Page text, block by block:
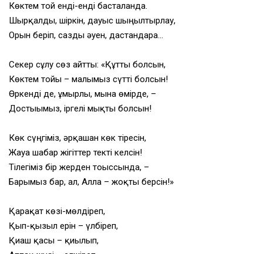
Көктем той енді-енді басталғанда.
Шырқалды, шіркін, дауыс шыңылтырлау,
Орын беріп, сазды әуен, дастандарға…
Секер сұлу сөз айтты: «Құтты болсын,
Көктем тойы – малымыз сүтті болсын!
Өркенді де, ғұмырлы, мына өмірде, –
Достығымыз, іргелі мықты болсын!
Көк сүңгіміз, әрқашан көк тіресін,
Жауға шабар жігіттер текті келсін!
Тілегіміз бір жерден тоғыссында, –
Барымыз бар, ал, Алла – жоқты берсін!»
Қарақат көзі-мөлдіреп,
Қып-қызыл ерін – үлбіреп,
Қиғаш қасы – қиылып,